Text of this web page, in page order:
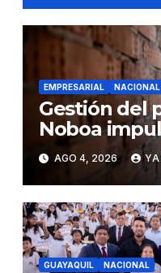
EMPRESARIAL NACIONAL
Gestión del
Noboa
ventas
25.600
16,7% en
AGO 4, 2026
GUAYAQUIL NACIONAL